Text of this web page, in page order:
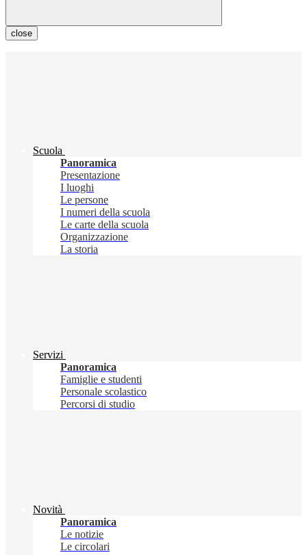
close
Scuola
Panoramica
Presentazione
I luoghi
Le persone
I numeri della scuola
Le carte della scuola
Organizzazione
La storia
Servizi
Panoramica
Famiglie e studenti
Personale scolastico
Percorsi di studio
Novità
Panoramica
Le notizie
Le circolari